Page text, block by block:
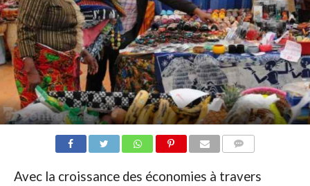
Avec la croissance des économies à travers